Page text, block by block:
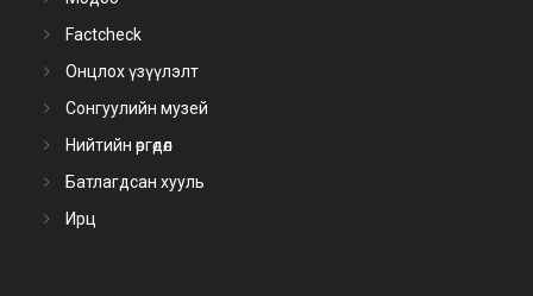
Factcheck
Онцлох үзүүлэлт
Сонгуулийн музей
Нийтийн өргөдөл
Батлагдсан хууль
Ирц